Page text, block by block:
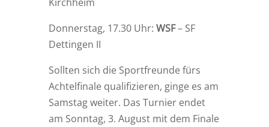
Donnerstag, 17.30 Uhr: WSF– SF
Dettingen II
Sollten sich die Sportfreunde fürs
Achtelfinale qualifizieren, ginge es am
Samstag weiter. Das Turnier endet
am Sonntag, 3. August mit dem Finale